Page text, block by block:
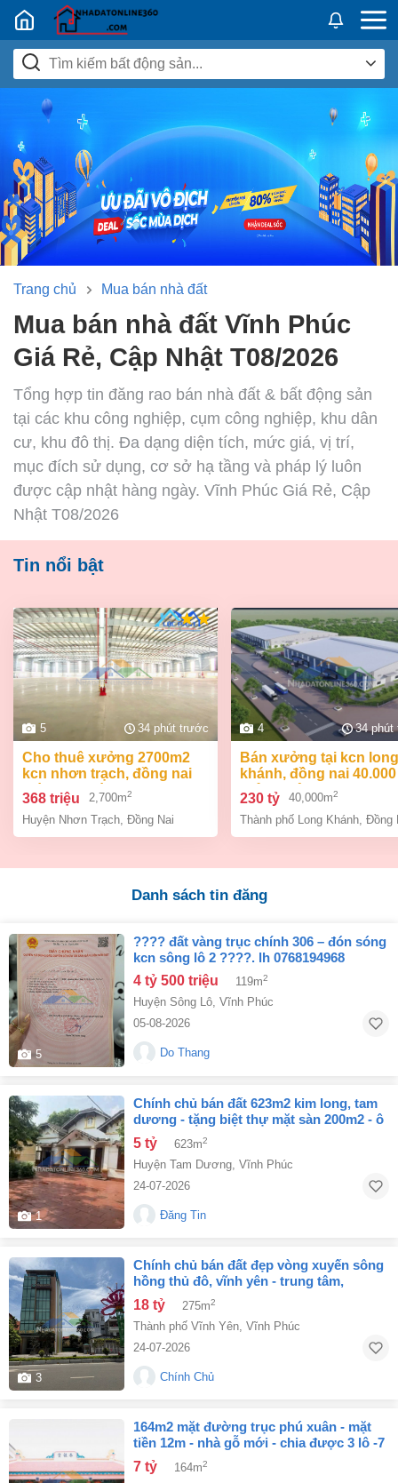
Nhadatban24h.vn
Trang chủ Mua bán nhà đất
Mua bán nhà đất Vĩnh Phúc
Giá Rẻ, Cập Nhật T08/2026
Tổng hợp tin đăng rao bán nhà đất & bất động sản
tại các khu công nghiệp, cụm công nghiệp, khu dân
cư, khu đô thị. Đa dạng diện tích, mức giá, vị trí,
mục đích sử dụng, cơ sở hạ tầng và pháp lý luôn
được cập nhật hàng ngày. Vĩnh Phúc Giá Rẻ, Cập
Nhật T08/2026
Tin nổi bật
5 34 phút trước
cho thuê xưởng 2700m2
kcn nhơn trạch, đồng nai
giá 368tr/tháng
368 triệu 2,700m2
Huyện Nhơn Trạch Đồng Nai
4 34
bán xưởng tại kcn long
khánh, đồng nai
chỉ 230 tỷ
230 tỷ 40,000m2
Thành phố Long Khánh Đồng
Danh sách tin đăng
5
???? đất vàng trục chính 306 – đón sóng
kcn sông lô 2 ????. lh 0768194968
4 tỷ 500 triệu 119m2
Huyện Sông Lô Vĩnh Phúc
05-08-2026
Do Thang
1
chính chủ bán đất 623m2 kim long, tam
dương - tặng biệt thự mặt sàn 200m2 - ô
tô vào đất - chỉ 5,x tỷ
5 tỷ 623m2
Huyện Tam Dương, Vĩnh Phúc
24-07-2026
Đăng Tin
3
chính chủ bán đất đẹp vòng xuyến sông
hồng thủ đô, vĩnh yên - trung tâm,
đường rộng, giá tốt
18 tỷ 275m2
Thành phố Vĩnh Yên, Vĩnh Phúc
24-07-2026
Chính Chủ
164m2 mặt đường trục phú xuân - mặt
tiền 12m - nhà gỗ mới - chia được 3 lô -7
tỷ
7 tỷ 164m2